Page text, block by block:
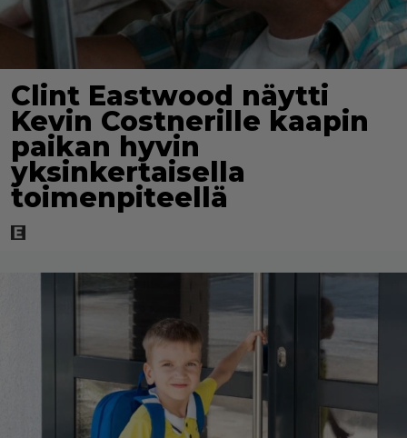
Clint Eastwood näytti
Kevin Costnerille kaapin
paikan hyvin
yksinkertaisella
toimenpiteellä